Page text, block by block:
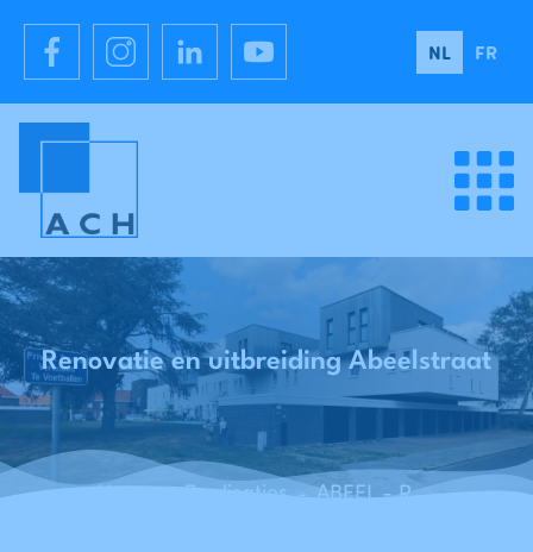
NL FR
Home - Realisaties - ABEEL - Renovatie en uitbreiding Abeelstraat - Mechelen
Renovatie en uitbreiding Abeelstraat